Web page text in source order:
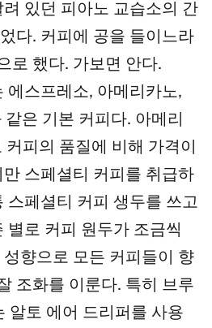
있던 피아노 교습소의 간
다. 커피에 공을 들이느라
로 했다. 가보면 안다.
에스프레소, 아메리카노,
은 기본 커피다. 아메리
피의 품질에 비해 가격이
스페셜티 커피를 취급하
스페셜티 커피 생두를 쓰고
별로 커피 원두가 조금씩
향으로 모든 커피들이 향
조화를 이룬다. 특히 브루
알토 에어 드리퍼를 사용